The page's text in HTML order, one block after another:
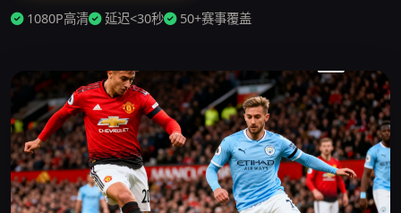
1080P高清 延迟<30秒 50+赛事覆盖